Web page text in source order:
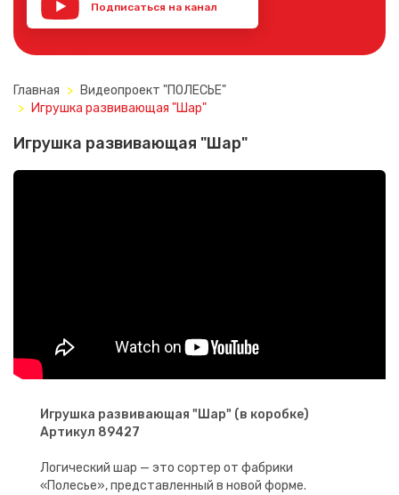
Подписаться на канал
Главная
Видеопроект "ПОЛЕСЬЕ"
Игрушка развивающая "Шар"
Игрушка развивающая "Шар"
Игрушка развивающая "Шар" (в коробке)
Артикул 89427
Логический шар — это сортер от фабрики
«Полесье», представленный в новой форме.